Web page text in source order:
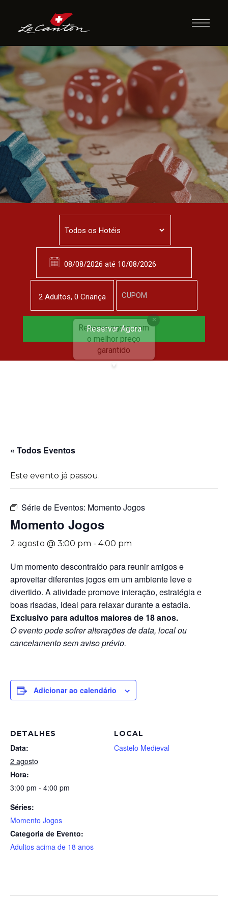
Momento Jogos
« Todos Eventos
Este evento já passou.
Série de Eventos: Momento Jogos
Momento Jogos
2 agosto @ 3:00 pm - 4:00 pm
Um momento descontraído para reunir amigos e
aproveitar diferentes jogos em um ambiente leve e
divertido. A atividade promove interação, estratégia e
boas risadas, ideal para relaxar durante a estadia.
Exclusivo para adultos maiores de 18 anos.
O evento pode sofrer alterações de data, local ou
cancelamento sem aviso prévio.
Adicionar ao calendário
DETALHES
Data:
2 agosto
Hora:
3:00 pm - 4:00 pm
Séries:
Momento Jogos
Categoria de Evento:
Adultos acima de 18 anos
LOCAL
Castelo Medieval
2 Adultos, 0 Criança
Reserve agora, com
o melhor preço
garantido
▼
Reservar Agora